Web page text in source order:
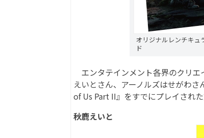
オリジナルレンチキュ
ド
エンタテインメント各界のクリエ
えいとさん、アーノルズはせがわ
of Us Part II』をすでにプレイされ
秋鹿えいと